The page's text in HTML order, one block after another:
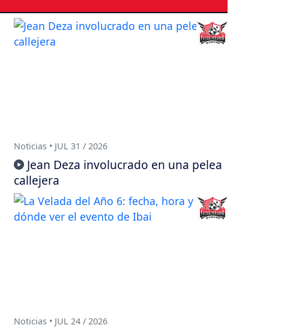
Noticias • JUL 31 / 2026
Jean Deza involucrado en una pelea
callejera
Noticias • JUL 24 / 2026